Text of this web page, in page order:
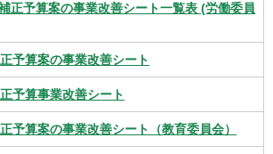
正予算案の事業改善シート一覧表 (労働委員
予算案の事業改善シート
予算事業改善シート
予算案の事業改善シート（教育委員会）